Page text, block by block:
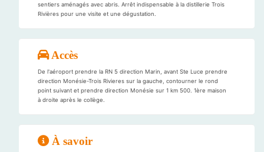
sentiers aménagés avec abris. Arrêt indispensable à la distillerie Trois
Rivières pour une visite et une dégustation.
Accès
De l'aéroport prendre la RN 5 direction Marin, avant Ste Luce prendre
direction Monésie-Trois Rivieres sur la gauche, contourner le rond
point suivant et prendre direction Monésie sur 1 km 500. 1ère maison
à droite après le collège.
À savoir